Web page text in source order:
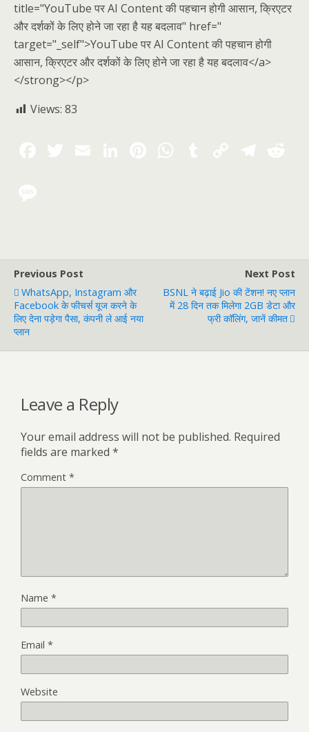
title="YouTube पर AI Content की पहचान होगी आसान, क्रिएटर
और दर्शकों के लिए होने जा रहा है यह बदलाव" href="
target="_self">YouTube पर AI Content की पहचान होगी
आसान, क्रिएटर और दर्शकों के लिए होने जा रहा है यह बदलाव</a>
</strong></p>
Views: 83
Previous Post
WhatsApp, Instagram और
Facebook के फीचर्स यूज करने के
लिए देना पड़ेगा पैसा, कंपनी ले आई नया
प्लान
Next Post
BSNL ने बढ़ाई Jio की टेंशन! नए प्लान
में 28 दिन तक मिलेगा 2GB डेटा और
फ्री कॉलिंग, जानें कीमत
Leave a Reply
Your email address will not be published. Required
fields are marked *
Comment *
Name *
Email *
Website